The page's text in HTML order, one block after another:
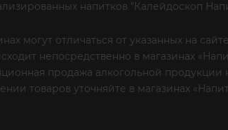
напитков "Калейдоскоп
могут отличаться от указанных на
непосредственно в магазинах
продажа алкогольной
товаров уточняйте в магазинах